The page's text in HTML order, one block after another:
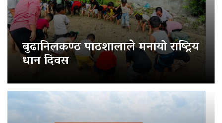
बुढानिलकण्ठ पाठशालाले मनायो राष्ट्रिय
धान दिवस